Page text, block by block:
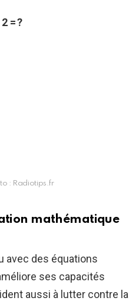
= ?
: Radiotips.fr
mathématique
avec des équations
ses capacités
aussi à lutter contre la